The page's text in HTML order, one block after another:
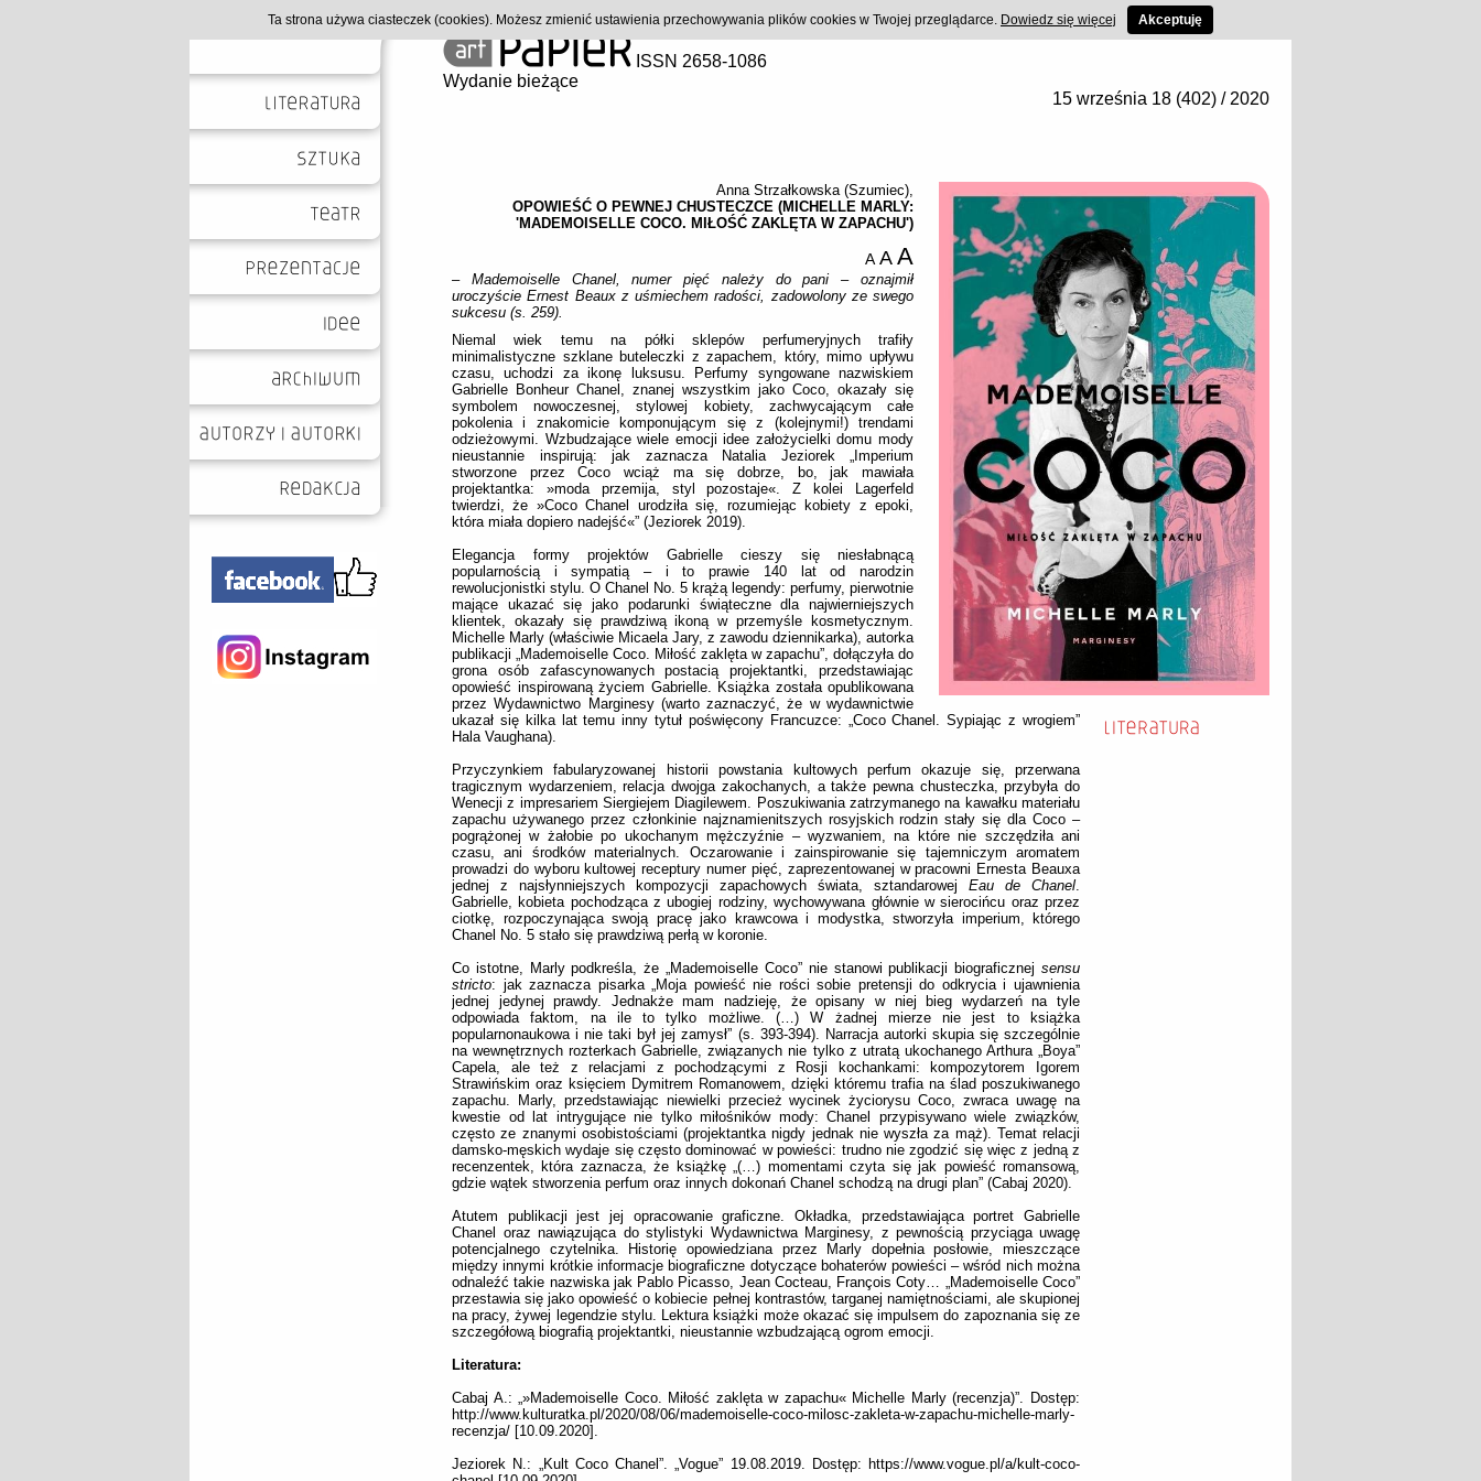
ISSN 2658-1086
Wydanie bieżące
15 września 18 (402) / 2020
Anna Strzałkowska (Szumiec),
OPOWIEŚĆ O PEWNEJ CHUSTECZCE (MICHELLE MARLY:
'MADEMOISELLE COCO. MIŁOŚĆ ZAKLĘTA W ZAPACHU')
A A A
– Mademoiselle Chanel, numer pięć należy do pani – oznajmił
uroczyście Ernest Beaux z uśmiechem radości, zadowolony ze swego
sukcesu (s. 259).
Niemal wiek temu na półki sklepów perfumeryjnych trafiły
minimalistyczne szklane buteleczki z zapachem, który, mimo upływu
czasu, uchodzi za ikonę luksusu. Perfumy syngowane nazwiskiem
Gabrielle Bonheur Chanel, znanej wszystkim jako Coco, okazały się
symbolem nowoczesnej, stylowej kobiety, zachwycającym całe
pokolenia i znakomicie komponującym się z (kolejnymi!) trendami
odzieżowymi. Wzbudzające wiele emocji idee założycielki domu mody
nieustannie inspirują: jak zaznacza Natalia Jeziorek „Imperium
stworzone przez Coco wciąż ma się dobrze, bo, jak mawiała
projektantka: »moda przemija, styl pozostaje«. Z kolei Lagerfeld
twierdzi, że »Coco Chanel urodziła się, rozumiejąc kobiety z epoki,
która miała dopiero nadejść«” (Jeziorek 2019).
Elegancja formy projektów Gabrielle cieszy się niesłabnącą
popularnością i sympatią – i to prawie 140 lat od narodzin
rewolucjonistki stylu. O Chanel No. 5 krążą legendy: perfumy, pierwotnie
mające ukazać się jako podarunki świąteczne dla najwierniejszych
klientek, okazały się prawdziwą ikoną w przemyśle kosmetycznym.
Michelle Marly (właściwie Micaela Jary, z zawodu dziennikarka), autorka
publikacji „Mademoiselle Coco. Miłość zaklęta w zapachu”, dołączyła do
grona osób zafascynowanych postacią projektantki, przedstawiając
opowieść inspirowaną życiem Gabrielle. Książka została opublikowana
przez Wydawnictwo Marginesy (warto zaznaczyć, że w wydawnictwie
ukazał się kilka lat temu inny tytuł poświęcony Francuzce: „Coco Chanel. Sypiając z wrogiem”
Hala Vaughana).
Przyczynkiem fabularyzowanej historii powstania kultowych perfum okazuje się, przerwana
tragicznym wydarzeniem, relacja dwojga zakochanych, a także pewna chusteczka, przybyła do
Wenecji z impresariem Siergiejem Diagilewem. Poszukiwania zatrzymanego na kawałku materiału
zapachu używanego przez członkinie najznamienitszych rosyjskich rodzin stały się dla Coco –
pogrążonej w żałobie po ukochanym mężczyźnie – wyzwaniem, na które nie szczędziła ani
czasu, ani środków materialnych. Oczarowanie i zainspirowanie się tajemniczym aromatem
prowadzi do wyboru kultowej receptury numer pięć, zaprezentowanej w pracowni Ernesta Beauxa
jednej z najsłynniejszych kompozycji zapachowych świata, sztandarowej Eau de Chanel.
Gabrielle, kobieta pochodząca z ubogiej rodziny, wychowywana głównie w sierocińcu oraz przez
ciotkę, rozpoczynająca swoją pracę jako krawcowa i modystka, stworzyła imperium, którego
Chanel No. 5 stało się prawdziwą perłą w koronie.
Co istotne, Marly podkreśla, że „Mademoiselle Coco” nie stanowi publikacji biograficznej sensu
stricto: jak zaznacza pisarka „Moja powieść nie rości sobie pretensji do odkrycia i ujawnienia
jednej jedynej prawdy. Jednakże mam nadzieję, że opisany w niej bieg wydarzeń na tyle
odpowiada faktom, na ile to tylko możliwe. (…) W żadnej mierze nie jest to książka
popularnonaukowa i nie taki był jej zamysł” (s. 393-394). Narracja autorki skupia się szczególnie
na wewnętrznych rozterkach Gabrielle, związanych nie tylko z utratą ukochanego Arthura „Boya”
Capela, ale też z relacjami z pochodzącymi z Rosji kochankami: kompozytorem Igorem
Strawińskim oraz księciem Dymitrem Romanowem, dzięki któremu trafia na ślad poszukiwanego
zapachu. Marly, przedstawiając niewielki przecież wycinek życiorysu Coco, zwraca uwagę na
kwestie od lat intrygujące nie tylko miłośników mody: Chanel przypisywano wiele związków,
często ze znanymi osobistościami (projektantka nigdy jednak nie wyszła za mąż). Temat relacji
damsko-męskich wydaje się często dominować w powieści: trudno nie zgodzić się więc z jedną z
recenzentek, która zaznacza, że książkę „(…) momentami czyta się jak powieść romansową,
gdzie wątek stworzenia perfum oraz innych dokonań Chanel schodzą na drugi plan” (Cabaj 2020).
Atutem publikacji jest jej opracowanie graficzne. Okładka, przedstawiająca portret Gabrielle
Chanel oraz nawiązująca do stylistyki Wydawnictwa Marginesy, z pewnością przyciąga uwagę
potencjalnego czytelnika. Historię opowiedziana przez Marly dopełnia posłowie, mieszczące
między innymi krótkie informacje biograficzne dotyczące bohaterów powieści – wśród nich można
odnaleźć takie nazwiska jak Pablo Picasso, Jean Cocteau, François Coty… „Mademoiselle Coco”
przestawia się jako opowieść o kobiecie pełnej kontrastów, targanej namiętnościami, ale skupionej
na pracy, żywej legendzie stylu. Lektura książki może okazać się impulsem do zapoznania się ze
szczegółową biografią projektantki, nieustannie wzbudzającą ogrom emocji.
Literatura:
Cabaj A.: „»Mademoiselle Coco. Miłość zaklęta w zapachu« Michelle Marly (recenzja)”. Dostęp:
http://www.kulturatka.pl/2020/08/06/mademoiselle-coco-milosc-zakleta-w-zapachu-michelle-marly-
recenzja/ [10.09.2020].
Jeziorek N.: „Kult Coco Chanel”. „Vogue” 19.08.2019. Dostęp: https://www.vogue.pl/a/kult-coco-
Ta strona używa ciasteczek (cookies). Możesz zmienić ustawienia przechowywania plików cookies w Twojej przeglądarce. Dowiedz się więcej Akceptuję